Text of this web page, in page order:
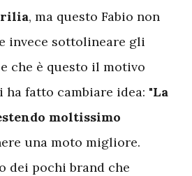
, ma questo Fabio non
invece sottolineare gli
che è questo il motivo
fatto cambiare idea: "La
moltissimo
una moto migliore.
dei pochi brand che